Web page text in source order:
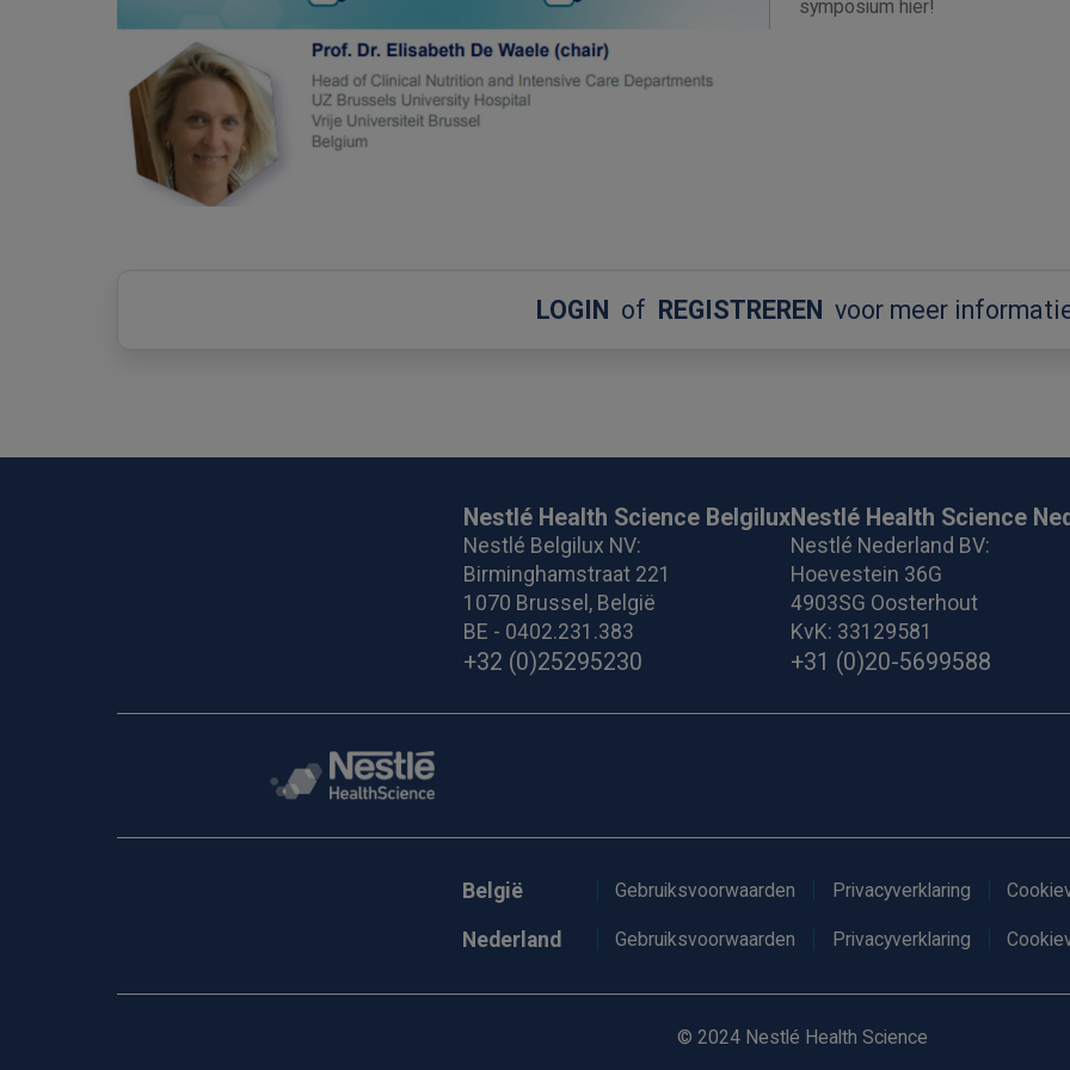
symposium hier!
LOGIN of REGISTREREN voor meer
Nestlé Health Science Belgilux
Nestlé Belgilux NV:
Birminghamstraat 221
1070 Brussel, België
BE - 0402.231.383
+32 (0)25295230
Nestlé Health Science
Nestlé Nederland BV:
Hoevestein 36G
4903SG Oosterhout
KvK: 33129581
+31 (0)20-5699588
België Gebruiksvoorwaarden Privacyverklaring
Nederland Gebruiksvoorwaarden Privacyverklaring
© 2024 Nestlé Health Science